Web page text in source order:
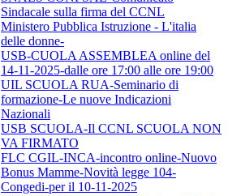
Sindacale sulla firma del CCNL
Ministero Pubblica Istruzione - L'italia
delle donne-
USB-CUOLA ASSEMBLEA online del
14-11-2025-dalle ore 17:00 alle ore 19:00
UIL SCUOLA RUA-Seminario di
formazione-Le nuove Indicazioni
Nazionali
USB SCUOLA-Il CCNL SCUOLA NON
VA FIRMATO
FLC CGIL-INCA-incontro online-Nuovo
Bonus Mamme-Novità legge 104-
Congedi-per il 10-11-2025